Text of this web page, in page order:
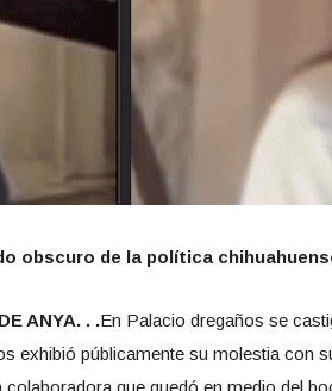
obscuro de la política
ANYA. . .En Palacio dregaños se
exhibió públicamente su molestia con